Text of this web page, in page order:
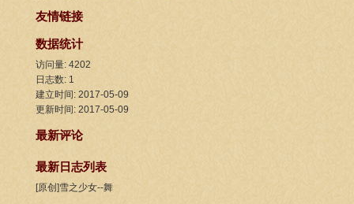
友情链接
数据统计
访问量: 4202
日志数: 1
建立时间: 2017-05-09
更新时间: 2017-05-09
最新评论
最新日志列表
[原创]雪之少女--舞